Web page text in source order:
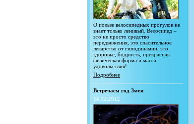
О пользе велосипедных прогулок не
знает только ленивый. Велосипед –
это не просто средство
передвижения, это спасительное
лекарство от гиподинамии, это
здоровье, бодрость, прекрасная
физическая форма и масса
удовольствия!
Подробнее
Встречаем год Змеи
14.12.2012